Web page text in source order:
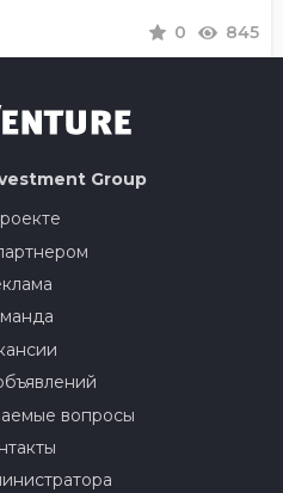
0 845
Group
вопросы